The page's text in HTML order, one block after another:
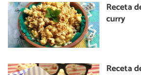
Receta
curry
Receta